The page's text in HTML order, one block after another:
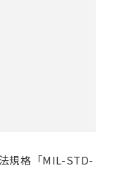
規格「MIL-STD-